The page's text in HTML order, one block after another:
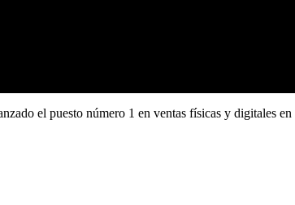
el puesto número 1 en ventas físicas y digitales en